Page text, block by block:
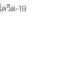
โควิด-19